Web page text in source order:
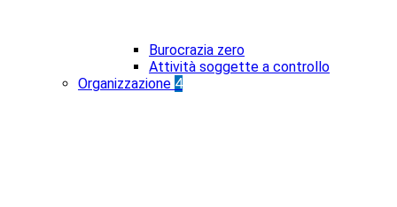
Burocrazia zero
Attività soggette a controllo
Organizzazione 4